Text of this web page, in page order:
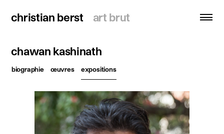
christian berst art brut
christian berst art brut
recherche
artistes
expositions
chawan kashinath
biographie œuvres expositions